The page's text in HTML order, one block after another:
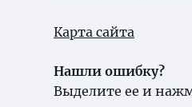
Карта сайта
Нашли ошибку?
Выделите ее и